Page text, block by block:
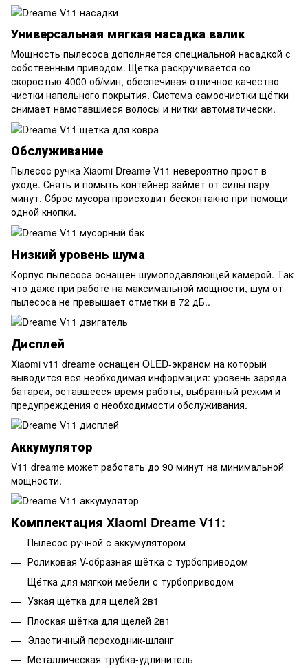
Универсальная мягкая насадка валик
Мощность пылесоса дополняется специальной насадкой с
собственным приводом. Щетка раскручивается со
скоростью 4000 об/мин, обеспечивая отличное качество
чистки напольного покрытия. Система самоочистки щётки
снимает намотавшиеся волосы и нитки автоматически.
Обслуживание
Пылесос ручка Xiaomi Dreame V11 невероятно прост в
уходе. Снять и помыть контейнер займет от силы пару
минут. Сброс мусора происходит бесконтакно при помощи
одной кнопки.
Низкий уровень шума
Корпус пылесоса оснащен шумоподавляющей камерой. Так
что даже при работе на максимальной мощности, шум от
пылесоса не превышает отметки в 72 дБ..
Дисплей
Xiaomi v11 dreame оснащен OLED-экраном на который
выводится вся необходимая информация: уровень заряда
батареи, оставшееся время работы, выбранный режим и
предупреждения о необходимости обслуживания.
Аккумулятор
V11 dreame может работать до 90 минут на минимальной
мощности.
Комплектация Xiaomi Dreame V11:
Пылесос ручной с аккумулятором
Роликовая V-образная щётка с турбоприводом
Щётка для мягкой мебели с турбоприводом
Узкая щётка для щелей 2в1
Плоская щётка для щелей 2в1
Эластичный переходник-шланг
Металлическая трубка-удлинитель